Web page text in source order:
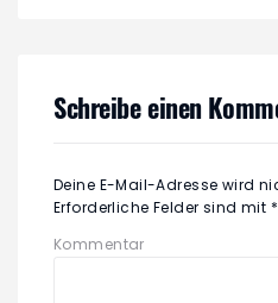
Schreibe einen
Deine E-Mail-Adresse wird
Erforderliche Felder sind mit *
Kommentar